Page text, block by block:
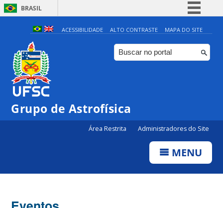
BRASIL
Simplifique!
Comunica BR
Participe
ACESSIBILIDADE ALTO CONTRASTE MAPA DO SITE
Grupo de Astrofísica
Área Restrita Administradores do Site
MENU
0:00